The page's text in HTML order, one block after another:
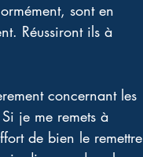
sont en
Réussiront ils à
concernant les
je me remets à
de bien le remettre